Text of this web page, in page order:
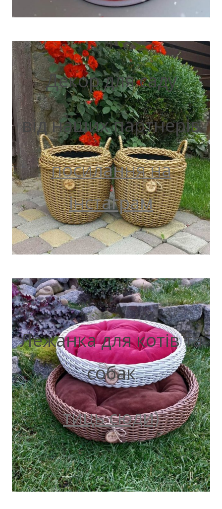
Декор для саду
від наших партнерів
посилання на
інстаграм
Лежанка для котів та
собак
тиць сюди)